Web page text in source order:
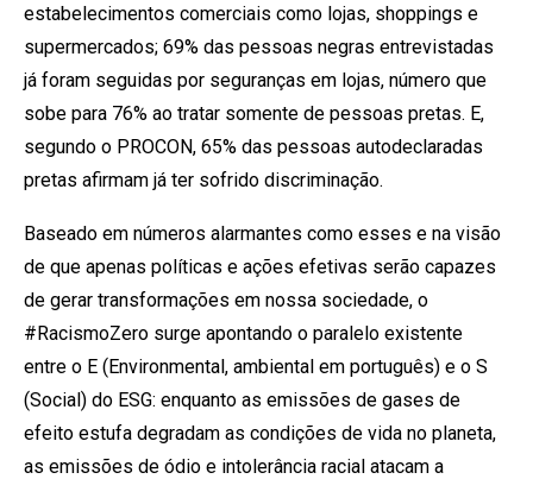
estabelecimentos comerciais como lojas, shoppings e
supermercados; 69% das pessoas negras entrevistadas
já foram seguidas por seguranças em lojas, número que
sobe para 76% ao tratar somente de pessoas pretas. E,
segundo o PROCON, 65% das pessoas autodeclaradas
pretas afirmam já ter sofrido discriminação.
Baseado em números alarmantes como esses e na visão
de que apenas políticas e ações efetivas serão capazes
de gerar transformações em nossa sociedade, o
#RacismoZero surge apontando o paralelo existente
entre o E (Environmental, ambiental em português) e o S
(Social) do ESG: enquanto as emissões de gases de
efeito estufa degradam as condições de vida no planeta,
as emissões de ódio e intolerância racial atacam a